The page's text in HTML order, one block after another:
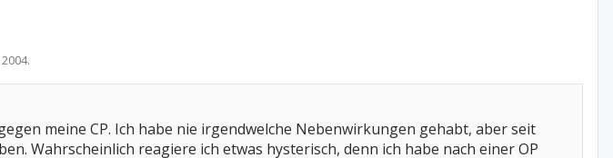
.
meine CP. Ich habe nie irgendwelche Nebenwirkungen gehabt, aber seit
Wahrscheinlich reagiere ich etwas hysterisch, denn ich habe nach einer OP